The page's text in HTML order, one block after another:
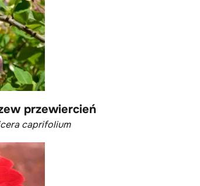
przewiercień
caprifolium